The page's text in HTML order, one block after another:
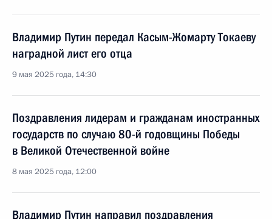
Владимир Путин передал Касым-Жомарту Токаеву
наградной лист его отца
9 мая 2025 года, 14:30
Поздравления лидерам и гражданам иностранных
государств по случаю 80-й годовщины Победы
в Великой Отечественной войне
8 мая 2025 года, 12:00
Владимир Путин направил поздравления